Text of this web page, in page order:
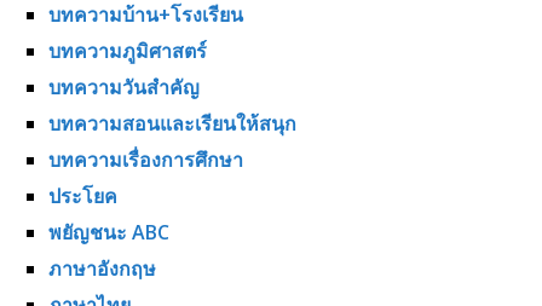
บทความบ้าน+โรงเรียน
บทความภูมิศาสตร์
บทความวันสำคัญ
บทความสอนและเรียนให้สนุก
บทความเรื่องการศึกษา
ประโยค
พยัญชนะ ABC
ภาษาอังกฤษ